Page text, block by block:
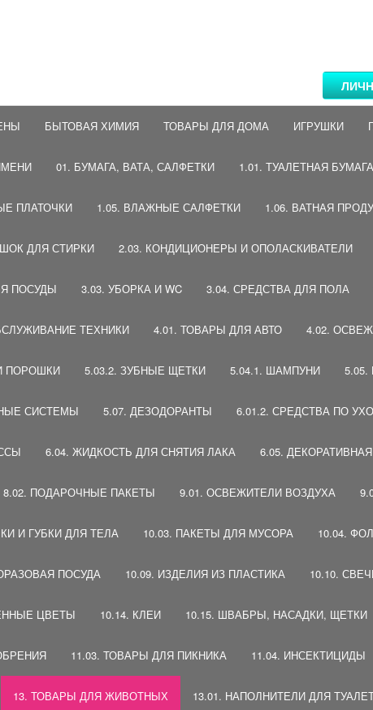
БЫТОВАЯ ХИМИЯ ТОВАРЫ ДЛЯ ДОМА ИГРУШКИ
01. БУМАГА, ВАТА, САЛФЕТКИ 1.01. ТУАЛЕТНАЯ БУМАГА
ПЛАТОЧКИ 1.05. ВЛАЖНЫЕ САЛФЕТКИ 1.06. ВАТНАЯ
ДЛЯ СТИРКИ 2.03. КОНДИЦИОНЕРЫ И ОПОЛАСКИВАТЕЛИ
ПОСУДЫ 3.03. УБОРКА И WC 3.04. СРЕДСТВА ДЛЯ ПОЛА
ТЕХНИКИ 4.01. ТОВАРЫ ДЛЯ АВТО 4.02.
ПОРОШКИ 5.03.2. ЗУБНЫЕ ЩЕТКИ 5.04.1. ШАМПУНИ
СИСТЕМЫ 5.07. ДЕЗОДОРАНТЫ 6.01.2. СРЕДСТВА ПО
6.04. ЖИДКОСТЬ ДЛЯ СНЯТИЯ ЛАКА 6.05.
8.02. ПОДАРОЧНЫЕ ПАКЕТЫ 9.01. ОСВЕЖИТЕЛИ ВОЗДУХА
И ГУБКИ ДЛЯ ТЕЛА 10.03. ПАКЕТЫ ДЛЯ МУСОРА 10.04.
ПОСУДА 10.09. ИЗДЕЛИЯ ИЗ ПЛАСТИКА 10.10.
ЦВЕТЫ 10.14. КЛЕИ 10.15. ШВАБРЫ, НАСАДКИ, ЩЕТКИ
11.03. ТОВАРЫ ДЛЯ ПИКНИКА 11.04. ИНСЕКТИЦИДЫ
13. ТОВАРЫ ДЛЯ ЖИВОТНЫХ 13.01. НАПОЛНИТЕЛИ ДЛЯ